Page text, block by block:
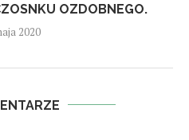
OZDOBNEGO.
2020